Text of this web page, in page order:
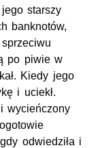
starszy
banknotów,
po piwie w
Kiedy jego
i uciekł.
wycieńczony
odwiedziła i